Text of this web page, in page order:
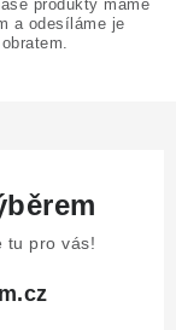
produkty máme
a odesíláme je
obratem.
tu pro vás!